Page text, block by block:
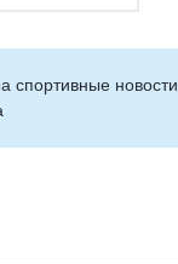
cпортивные новости